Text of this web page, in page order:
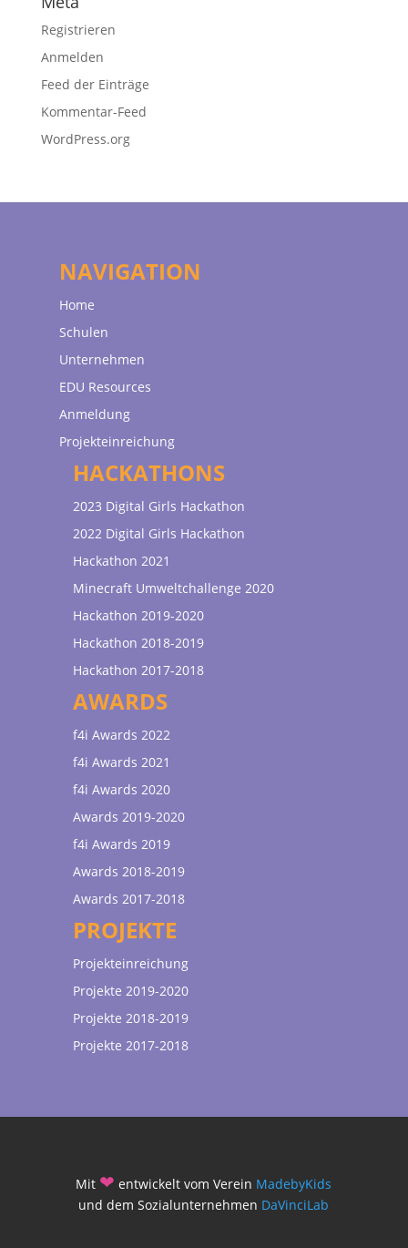
Registrieren
Anmelden
Feed der Einträge
Kommentar-Feed
WordPress.org
NAVIGATION
Home
Schulen
Unternehmen
EDU Resources
Anmeldung
Projekteinreichung
HACKATHONS
2023 Digital Girls Hackathon
2022 Digital Girls Hackathon
Hackathon 2021
Minecraft Umweltchallenge 2020
Hackathon 2019-2020
Hackathon 2018-2019
Hackathon 2017-2018
AWARDS
f4i Awards 2022
f4i Awards 2021
f4i Awards 2020
Awards 2019-2020
f4i Awards 2019
Awards 2018-2019
Awards 2017-2018
PROJEKTE
Projekteinreichung
Projekte 2019-2020
Projekte 2018-2019
Projekte 2017-2018
Mit ❤ entwickelt vom Verein MadebyKids
und dem Sozialunternehmen DaVinciLab